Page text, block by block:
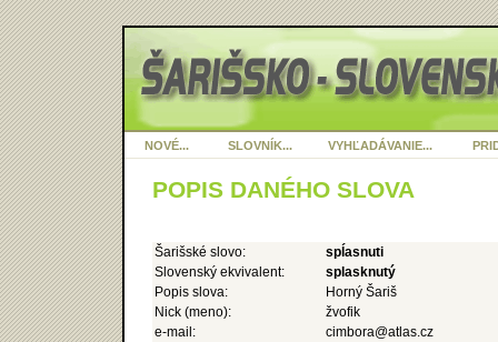
NOVÉ... SLOVNÍK... VYHĽADÁVANIE...
POPIS DANÉHO SLOVA
Šarišské slovo:
spĺasnuti
Slovenský ekvivalent:
splasknutý
Popis slova:
Horný Šariš
Nick (meno):
žvofik
e-mail:
cimbora@atlas.cz